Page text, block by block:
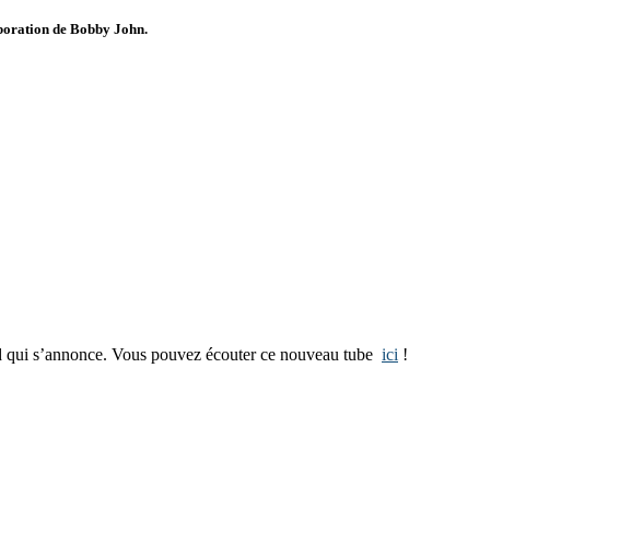
de Bobby John.
s’annonce. Vous pouvez écouter ce nouveau tube ici !